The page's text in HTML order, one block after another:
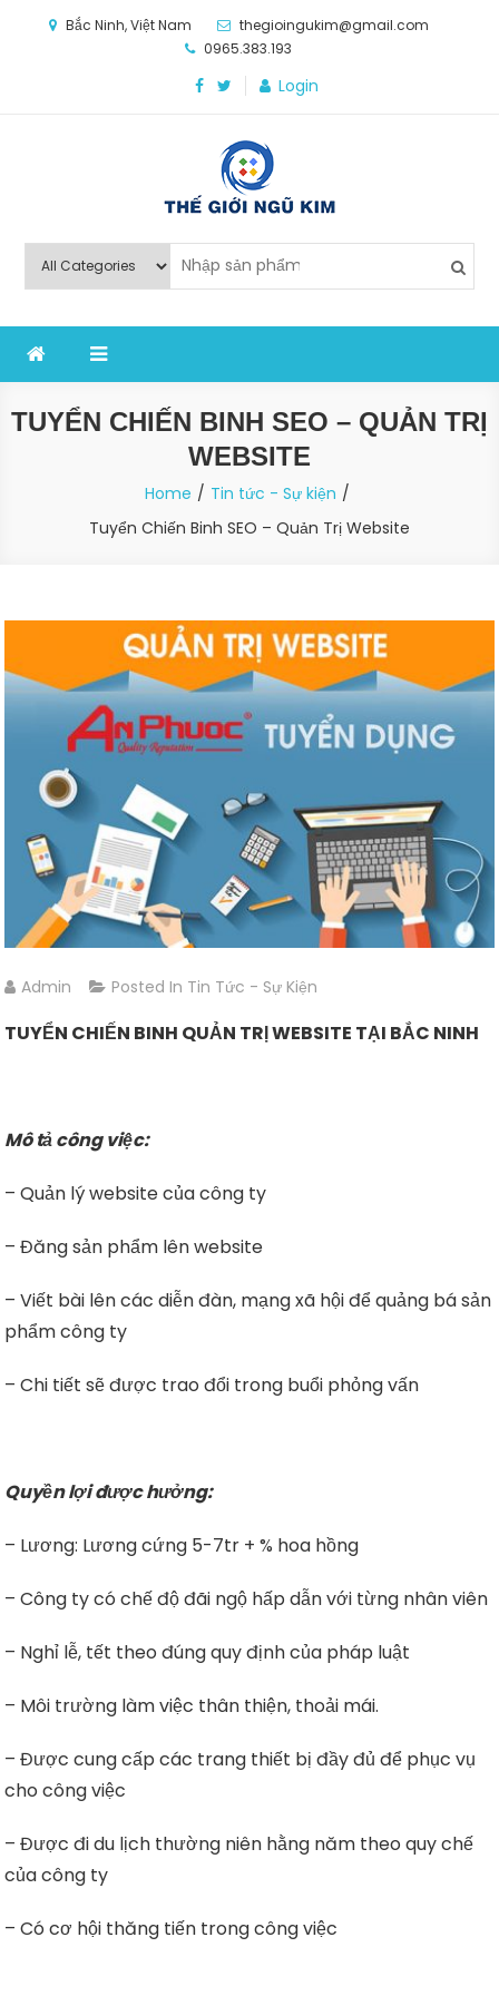
Bắc Ninh, Việt Nam
thegioingukim@gmail.com
0965.383.193
Login
Thế Giới Ngũ Kim
nghiệp sản xuất
TUYỂN CHIẾN BINH SEO – QUẢN TRỊ
WEBSITE
Home
Tin tức - Sự kiện
Tuyển Chiến Binh SEO – Quản Trị Website
Admin Posted In Tin Tức - Sự Kiện
TUYỂN CHIẾN BINH QUẢN TRỊ WEBSITE TẠI BẮC NINH
Mô tả công việc:
– Quản lý website của công ty
– Đăng sản phẩm lên website
– Viết bài lên các diễn đàn, mạng xã hội để quảng bá sản
phẩm công ty
– Chi tiết sẽ được trao đổi trong buổi phỏng vấn
Quyền lợi được hưởng:
– Lương: Lương cứng 5-7tr + % hoa hồng
– Công ty có chế độ đãi ngộ hấp dẫn với từng nhân viên
– Nghỉ lễ, tết theo đúng quy định của pháp luật
– Môi trường làm việc thân thiện, thoải mái.
– Được cung cấp các trang thiết bị đầy đủ để phục vụ
cho công việc
– Được đi du lịch thường niên hằng năm theo quy chế
của công ty
– Có cơ hội thăng tiến trong công việc